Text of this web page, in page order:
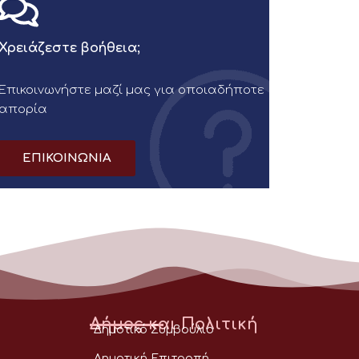
Χρειάζεστε βοήθεια;
Επικοινωνήστε μαζί μας για οποιαδήποτε
απορία
ΕΠΙΚΟΙΝΩΝΙΑ
Δήμος και Πολιτική
Δημοτικό Συμβούλιο